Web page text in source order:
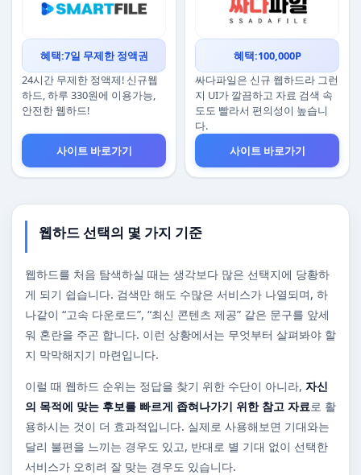
혜택:7일 무제한 정액권
24시간 무제한 정액제! 신규웹
하드, 하루 330원에 이용가능,
안전한 웹하드!
사이트 바로가기
혜택:100,000P
싸다파일은 신규 웹하드라 그런
지 UI가 깔끔하고 자료 검색 속
도도 빨라서 편의성이 높습니
다.
사이트 바로가기
웹하드 선택의 몇 가지 기준
웹하드를 처음 탐색하실 때는 생각보다 많은 선택지에 당황하
게 되기 쉽습니다. 검색만 해도 수많은 서비스가 나열되며, 하
나같이 “고속 다운로드”, “최신 콘텐츠 제공” 같은 문구를 앞세
워 혼란을 주곤 합니다. 이런 상황에서는 무엇부터 살펴봐야 할
지 막막해지기 마련입니다.
이럴 때 웹하드 순위는 정답을 찾기 위한 수단이 아니라, 자신
의 목적에 맞는 후보를 빠르게 좁혀나가기 위한 참고 자료로 활
용하시는 것이 더 효과적입니다. 실제로 사용해보면 기대와는
달리 불편을 느끼는 경우도 있고, 반대로 별 기대 없이 선택한
서비스가 오히려 잘 맞는 경우도 있습니다.